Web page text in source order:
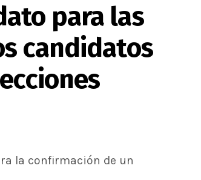
para las
candidatos
la confirmación de un